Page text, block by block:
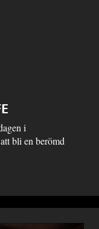
i
bli en berömd